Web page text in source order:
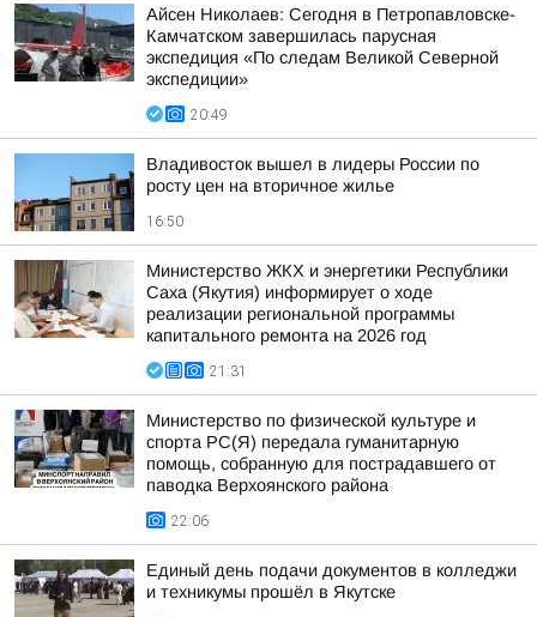
Айсен Николаев: Сегодня в Петропавловске-
Камчатском завершилась парусная
экспедиция «По следам Великой Северной
экспедиции»
20:49
Владивосток вышел в лидеры России по
росту цен на вторичное жилье
16:50
Министерство ЖКХ и энергетики Республики
Саха (Якутия) информирует о ходе
реализации региональной программы
капитального ремонта на 2026 год
21:31
Министерство по физической культуре и
спорта РС(Я) передала гуманитарную
помощь, собранную для пострадавшего от
паводка Верхоянского района
22:06
Единый день подачи документов в колледжи
и техникумы прошёл в Якутске